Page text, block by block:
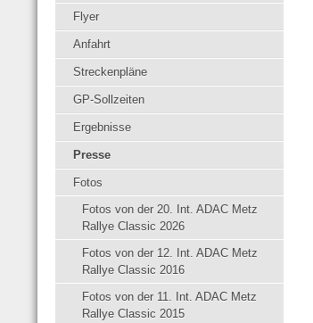
Flyer
Anfahrt
Streckenpläne
GP-Sollzeiten
Ergebnisse
Presse
Fotos
Fotos von der 20. Int. ADAC Metz
Rallye Classic 2026
Fotos von der 12. Int. ADAC Metz
Rallye Classic 2016
Fotos von der 11. Int. ADAC Metz
Rallye Classic 2015